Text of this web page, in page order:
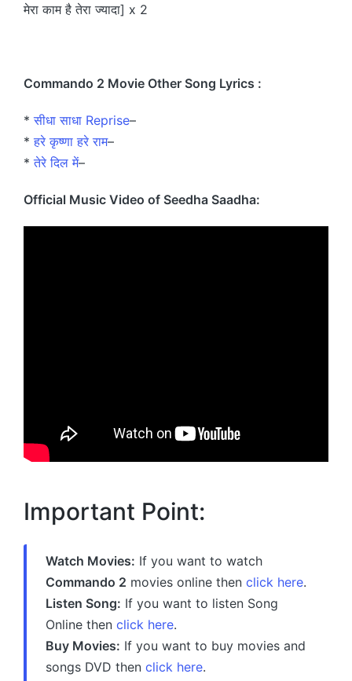
मेरा काम है तेरा ज्यादा] x 2
Commando 2 Movie Other Song Lyrics :
*सीधा साधा Reprise–
*हरे कृष्णा हरे राम–
*तेरे दिल में–
Official Music Video of Seedha Saadha:
Important Point:
Watch Movies: If you want to watch
Commando 2 movies online then click here.
Listen Song: If you want to listen Song
Online then click here.
Buy Movies: If you want to buy movies and
songs DVD then click here.